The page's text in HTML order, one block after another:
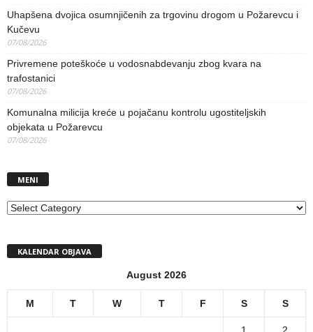
Uhapšena dvojica osumnjičenih za trgovinu drogom u Požarevcu i
Kučevu
07/08/2026
Privremene poteškoće u vodosnabdevanju zbog kvara na
trafostanici
07/08/2026
Komunalna milicija kreće u pojačanu kontrolu ugostiteljskih
objekata u Požarevcu
07/08/2026
MENI
MENI
KALENDAR OBJAVA
August 2026
M T W T F S S